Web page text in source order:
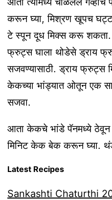
करून घ्या, मिश्रण खूपच
टे स्पून दूध मिक्स करू शकता.
फ्रुट्स घाला थोडेसे ड्राय
सजवण्यासाठी. ड्राय फ्रुट्स
केकच्या भांड्यात ओतून एक
सजवा.
आता केकचे भांडे पॅनमध्ये
मिनिट केक बेक करून घ्या. थंड
Latest Recipes
Sankashti Chaturthi